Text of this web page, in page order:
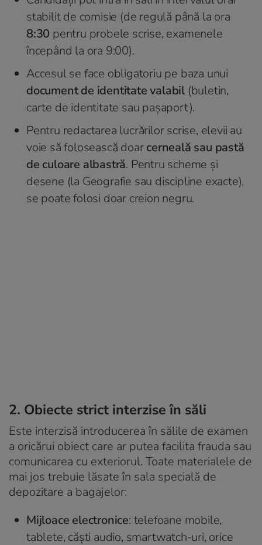
stabilit de comisie (de regulă până la ora
8:30 pentru probele scrise, examenele
începând la ora 9:00).
Accesul se face obligatoriu pe baza unui
document de identitate valabil (buletin,
carte de identitate sau pașaport).
Pentru redactarea lucrărilor scrise, elevii au
voie să folosească doarcerneală sau pastă
de culoare albastră. Pentru scheme și
desene (la Geografie sau discipline exacte),
se poate folosi doar creion negru.
2. Obiecte strict interzise în săli
Este interzisă introducerea în sălile de examen
a oricărui obiect care ar putea facilita frauda sau
comunicarea cu exteriorul. Toate materialele de
mai jos trebuie lăsate în sala specială de
depozitare a bagajelor:
Mijloace electronice: telefoane mobile,
tablete, căști audio, smartwatch-uri, orice